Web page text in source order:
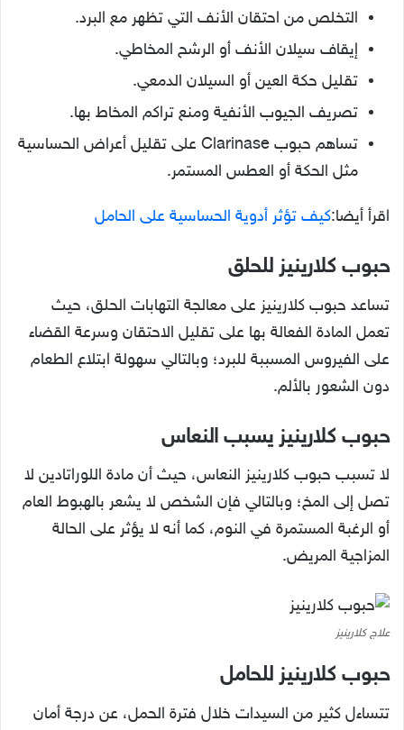
التخلص من احتقان الأنف التي تظهر مع البرد.
إيقاف سيلان الأنف أو الرشح المخاطي.
تقليل حكة العين أو السيلان الدمعي.
تصريف الجيوب الأنفية ومنع تراكم المخاط بها.
تساهم حبوب Clarinase على تقليل أعراض الحساسية
مثل الحكة أو العطس المستمر.
اقرأ أيضا:كيف تؤثر أدوية الحساسية على الحامل
حبوب كلارينيز للحلق
تساعد حبوب كلارينيز على معالجة التهابات الحلق، حيث
تعمل المادة الفعالة بها على تقليل الاحتقان وسرعة القضاء
على الفيروس المسببة للبرد؛ وبالتالي سهولة ابتلاع الطعام
دون الشعور بالألم.
حبوب كلارينيز يسبب النعاس
لا تسبب حبوب كلارينيز النعاس، حيث أن مادة اللوراتادين لا
تصل إلى المخ؛ وبالتالي فإن الشخص لا يشعر بالهبوط العام
أو الرغبة المستمرة في النوم، كما أنه لا يؤثر على الحالة
المزاجية المريض.
علاج كلارينيز
حبوب كلارينيز للحامل
تتساءل كثير من السيدات خلال فترة الحمل، عن درجة أمان